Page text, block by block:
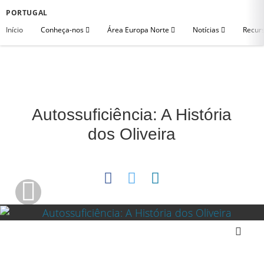
PORTUGAL
Início
Conheça-nos Área Europa Norte Notícias
Autossuficiência: A História
dos Oliveira